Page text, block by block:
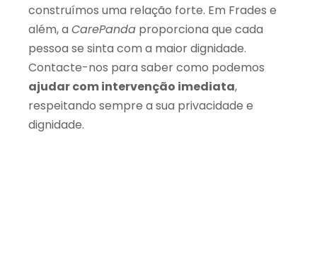
construímos uma relação forte. Em Frades e
além, a CarePanda proporciona que cada
pessoa se sinta com a maior dignidade.
Contacte-nos para saber como podemos
ajudar com intervenção imediata,
respeitando sempre a sua privacidade e
dignidade.